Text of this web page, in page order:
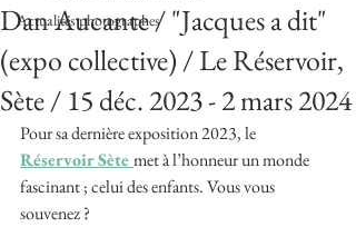
Actualités photographes
Dan Aucante / "Jacques a dit"
(expo collective) / Le Réservoir,
Sète / 15 déc. 2023 - 2 mars 2024
Pour sa dernière exposition 2023, le
Réservoir Sète met à l’honneur un monde
fascinant ; celui des enfants. Vous vous
souvenez ?